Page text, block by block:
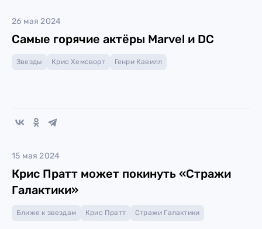
26 мая 2024
Самые горячие актёры Marvel и DC
Звезды Крис Хемсворт Генри Кавилл
15 мая 2024
Крис Пратт может покинуть «Стражи
Галактики»
Ближе к звездам Крис Пратт Стражи Галактики